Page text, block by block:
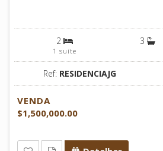
2
1 suíte
3
Ref: RESIDENCIAJG
VENDA
$1,500,000.00